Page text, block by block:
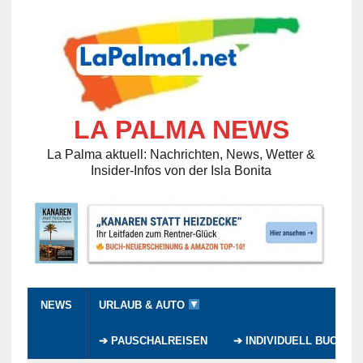
LA PALMA NEWS
La Palma aktuell: Nachrichten, News, Wetter &
Insider-Infos von der Isla Bonita
NEWS URLAUB & AUTO
➔ PAUSCHALREISEN ➔ INDIVIDUELL BUCHEN